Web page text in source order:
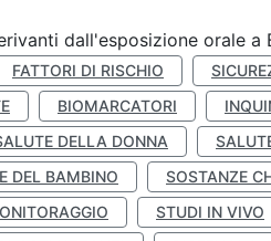
dall'esposizione orale a
FATTORI DI RISCHIO
BIOMARCATORI
DELLA DONNA
DEL BAMBINO
SOSTANZE
STUDI IN VIVO